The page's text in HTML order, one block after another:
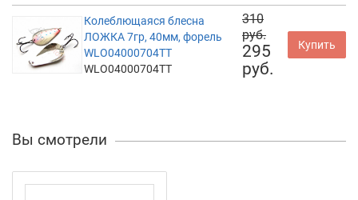
Колеблющаяся блесна
ЛОЖКА 7гр, 40мм, форель
WLO04000704TT
WLO04000704TT
310
руб.
295
руб.
Купить
Вы смотрели